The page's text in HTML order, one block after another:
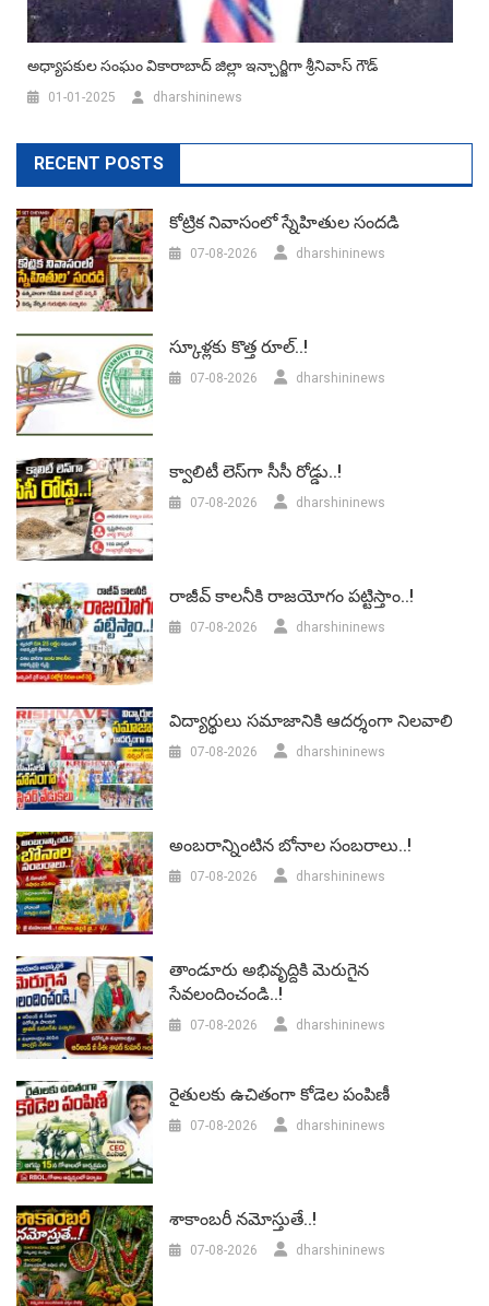
అధ్యాపకుల సంఘం వికారాబాద్ జిల్లా ఇన్చార్జిగా శ్రీనివాస్ గౌడ్
01-01-2025 dharshininews
RECENT POSTS
కోట్రిక నివాసంలో స్నేహితుల సందడి
07-08-2026 dharshininews
స్కూళ్లకు కొత్త రూల్..!
07-08-2026 dharshininews
క్వాలిటీ లెస్‌గా సీసీ రోడ్డు..!
07-08-2026 dharshininews
రాజీవ్ కాలనీకి రాజయోగం పట్టిస్తాం..!
07-08-2026 dharshininews
విద్యార్థులు సమాజానికి ఆదర్శంగా నిలవాలి
07-08-2026 dharshininews
అంబరాన్నింటిన బోనాల సంబరాలు..!
07-08-2026 dharshininews
తాండూరు అభివృద్దికి మెరుగైన
సేవలందించండి..!
07-08-2026 dharshininews
రైతులకు ఉచితంగా కోడెల పంపిణీ
07-08-2026 dharshininews
శాకాంబరీ నమోస్తుతే..!
07-08-2026 dharshininews